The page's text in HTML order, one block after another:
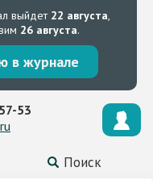
выйдет 22 августа,
26 августа.
в журнале
Поиск
53